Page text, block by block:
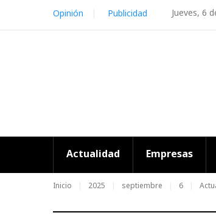
content
Jueves, 6
Opinión Publicidad
Actualidad Empresas
Inicio 2025 septiembre 6